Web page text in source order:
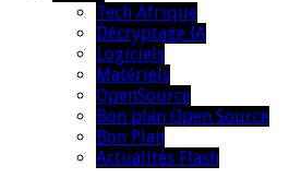
Tech Afrique
Décryptage IA
Logiciels
Matériels
OpenSource
Bon plan Open Source
Bon Plan
Actualités Flash